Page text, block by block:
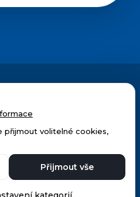
Slovensku od roku 1990.
techniky a
a ORL.
Ochrana osobních
přijmout volitelné cookies,
Přijmout vše